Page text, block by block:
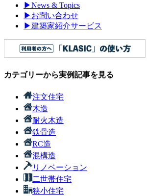
▶News & Topics
▶ お問い合わせ
▶建築家紹介サービス
カテゴリーから実例記事を見る
注文住宅
木造
耐火木造
鉄骨造
RC造
混構造
リノベーション
二世帯住宅
狭小住宅